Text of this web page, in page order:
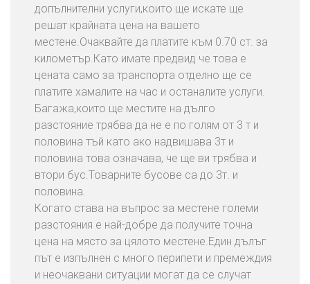
допълнителни услуги,които ще искате ще
решат крайната цена на вашето
местене.Очаквайте да платите към 0.70 ст. за
километър.Като имате предвид че това е
цената само за транспорта отделно ще се
платите хамалите на час и останалите услуги.
Багажа,които ще местите на дълго
разстояние трябва да не е по голям от 3 т и
половина тъй като ако надвишава 3т и
половина това означава, че ще ви трябва и
втори бус.Товарните бусове са до 3т. и
половина.
Когато става на въпрос за местене големи
разстояния е най-добре да получите точна
цена на място за цялото местене.Един дълъг
път е изпълнен с много перипети и премеждия
и неочаквани ситуации могат да се случат